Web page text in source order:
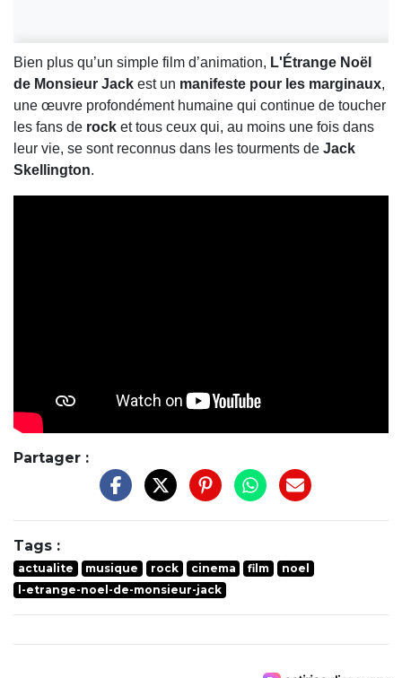
Bien plus qu’un simple film d’animation, L'Étrange Noël
de Monsieur Jack est un manifeste pour les marginaux,
une œuvre profondément humaine qui continue de toucher
les fans de rock et tous ceux qui, au moins une fois dans
leur vie, se sont reconnus dans les tourments de Jack
Skellington.
Partager :
Tags :
actualite musique rock cinema film
noel
l-etrange-noel-de-monsieur-jack